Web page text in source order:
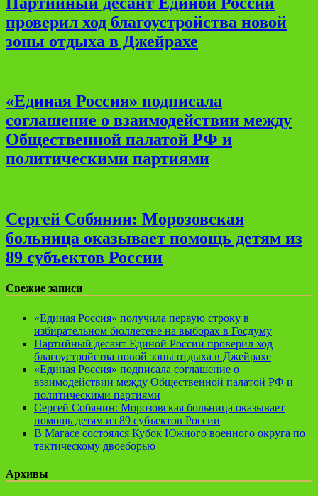
проверил ход благоустройства новой
зоны отдыха в Джейрахе
«Единая Россия» подписала
соглашение о взаимодействии между
Общественной палатой РФ и
политическими партиями
Сергей Собянин: Морозовская
больница оказывает помощь детям из
89 субъектов России
Свежие записи
«Единая Россия» получила первую строку в
избирательном бюллетене на выборах в Госдуму
Партийный десант Единой России проверил ход
благоустройства новой зоны отдыха в Джейрахе
«Единая Россия» подписала соглашение о
взаимодействии между Общественной палатой РФ и
политическими партиями
Сергей Собянин: Морозовская больница оказывает
помощь детям из 89 субъектов России
В Магасе состоялся Кубок Южного военного округа по
тактическому двоеборью
Архивы